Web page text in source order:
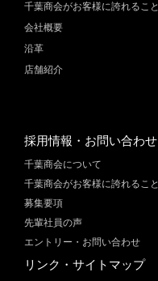
千葉商会がお客様に誇れること
会社概要
沿革
店舗紹介
採用情報・お問い合わせ
千葉商会について
千葉商会がお客様に誇れること​
募集要項
先輩社員の声
エントリー・お問い合わせ
リンク・サイトマップ